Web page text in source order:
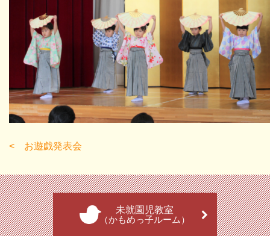
お遊戯発表会
未就園児教室
（かもめっ子ルーム）